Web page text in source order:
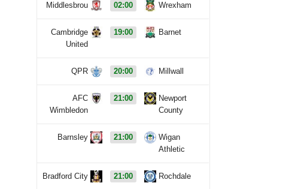
Middlesbrou 02:00 Wrexham
Cambridge
United
19:00 Barnet
QPR 20:00 Millwall
AFC
Wimbledon
21:00
Newport
County
Barnsley 21:00
Wigan
Athletic
Bradford City 21:00 Rochdale